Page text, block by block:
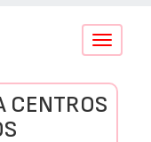
Conmutar
CENTROS